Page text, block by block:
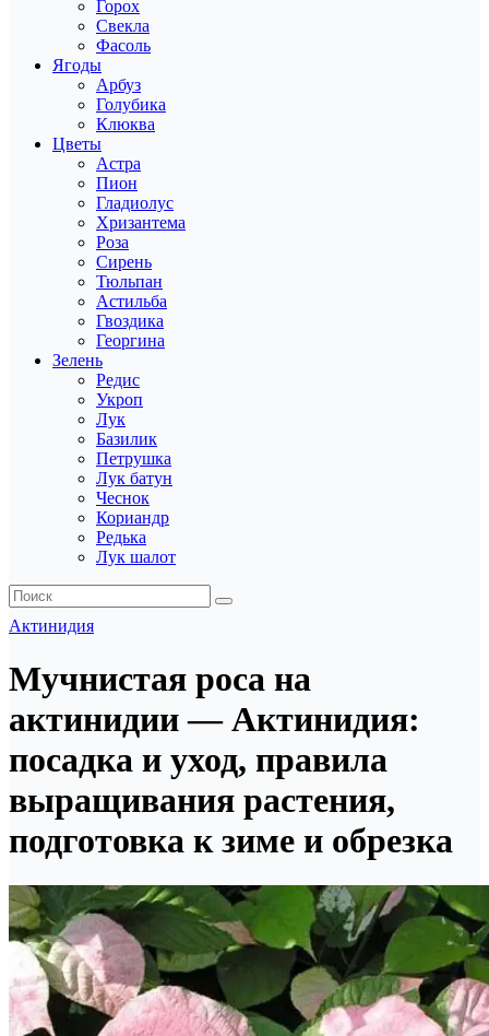
Горох
Свекла
Фасоль
Ягоды
Арбуз
Голубика
Клюква
Цветы
Астра
Пион
Гладиолус
Хризантема
Роза
Сирень
Тюльпан
Астильба
Гвоздика
Георгина
Зелень
Редис
Укроп
Лук
Базилик
Петрушка
Лук батун
Чеснок
Кориандр
Редька
Лук шалот
Актинидия
Мучнистая роса на
актинидии — Актинидия:
посадка и уход, правила
выращивания растения,
подготовка к зиме и обрезка